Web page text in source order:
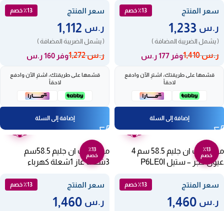
سعر المنتج ٪13 خصم
ر.س
( يشمل الضريبة المضافة )
ر.س1,410 وفر 177 ر.س
قسّمها على طريقتك، اشترِ الآن وادفع
لاحقاً
إضافة إلى السلة
سعر المنتج ٪13 خصم
ر.س
( يشمل الضريبة المضافة )
ر.س1,272 وفر 160 ر.س
قسّمها على طريقتك، اشترِ الآن وادفع
لاحقاً
إضافة إلى السلة
٪13
خصم
عامين
موقد بلت ان جليم 58.5 سم 4
عيون حجر – ستيل P6LE0I
سعر المنتج ٪13 خصم
ر.س
٪13
خصم
عامين
موقد بلت ان جليم 58.5سم
3شعلة غاز 1شعلة كهرباء
سعر المنتج
٪13 خصم
ر.س